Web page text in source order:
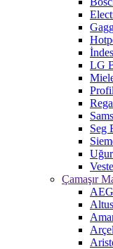
LG
Seg
Çamaşır